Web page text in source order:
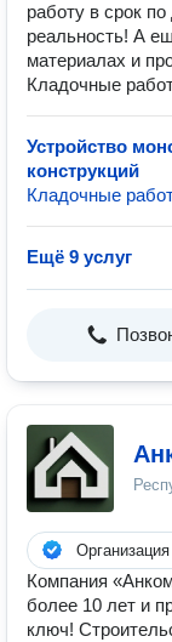
работу в срок
реальность! А
материалах и
Кладочные
Устройство
конструкций
Кладочные
Ещё 9 услуг
Компания
более 10 лет и
ключ!